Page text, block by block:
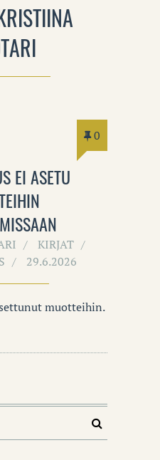
0
EI ASETU
KIRJAT
29.6.2026
muotteihin.